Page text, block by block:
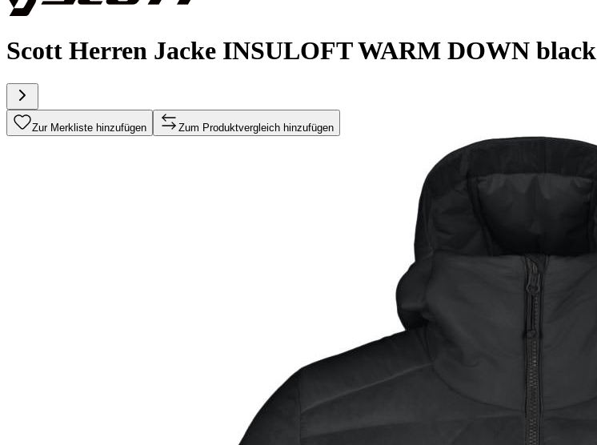
Scott Herren Jacke INSULOFT WARM DOWN black
Zur Merkliste hinzufügen Zum Produktvergleich hinzufügen